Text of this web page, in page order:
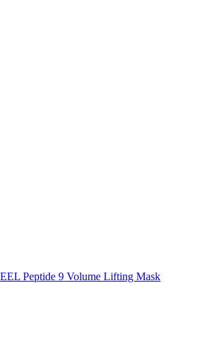
Peptide 9 Volume Lifting Mask